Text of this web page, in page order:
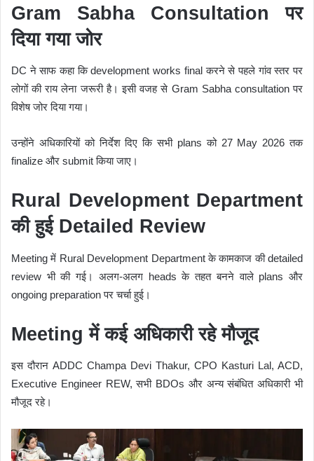
Gram Sabha Consultation पर
दिया गया जोर
DC ने साफ कहा कि development works final करने से पहले गांव स्तर पर
लोगों की राय लेना जरूरी है। इसी वजह से Gram Sabha consultation पर
विशेष जोर दिया गया।
उन्होंने अधिकारियों को निर्देश दिए कि सभी plans को 27 May 2026 तक
finalize और submit किया जाए।
Rural Development Department
की हुई Detailed Review
Meeting में Rural Development Department के कामकाज की detailed
review भी की गई। अलग-अलग heads के तहत बनने वाले plans और
ongoing preparation पर चर्चा हुई।
Meeting में कई अधिकारी रहे मौजूद
इस दौरान ADDC Champa Devi Thakur, CPO Kasturi Lal, ACD,
Executive Engineer REW, सभी BDOs और अन्य संबंधित अधिकारी भी
मौजूद रहे।